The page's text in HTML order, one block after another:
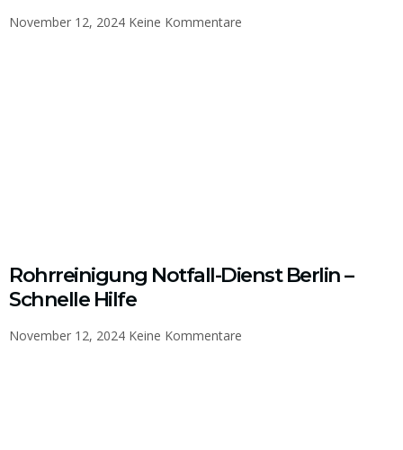
November 12, 2024 Keine Kommentare
Rohrreinigung Notfall-Dienst Berlin –
Schnelle Hilfe
November 12, 2024 Keine Kommentare